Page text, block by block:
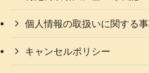
個人情報の取扱いに関する
キャンセルポリシー